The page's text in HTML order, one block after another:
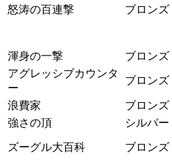
怒涛の百連撃 ブロンズ
渾身の一撃
ブロンズ
アグレッシブカウンタ
ー
ブロンズ
浪費家 ブロンズ
強さの頂
シルバー
ズーグル大百科 ブロンズ